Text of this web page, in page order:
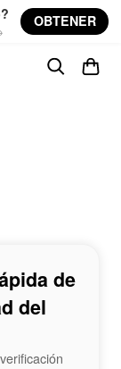
OBTENER
de
del